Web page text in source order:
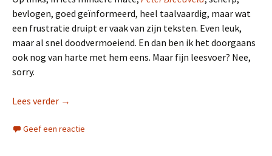
bevlogen, goed geïnformeerd, heel taalvaardig, maar wat
een frustratie druipt er vaak van zijn teksten. Even leuk,
maar al snel doodvermoeiend. En dan ben ik het doorgaans
ook nog van harte met hem eens. Maar fijn leesvoer? Nee,
sorry.
Lees verder De kunst van het schrijven
→
Geef een reactie